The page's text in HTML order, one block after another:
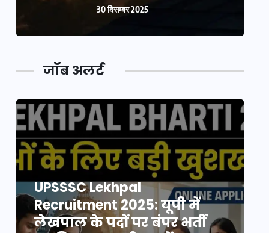
30 दिसम्बर 2025
जॉब अलर्ट
UPSSSC Lekhpal
Recruitment 2025: यूपी में
लेखपाल के पदों पर बंपर भर्ती